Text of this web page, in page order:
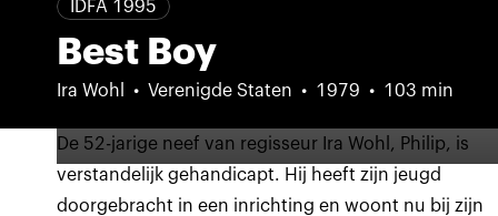
IDFA 1995
Best Boy
Ira Wohl Verenigde Staten 1979 103 min
De 52-jarige neef van regisseur Ira Wohl, Philip, is
verstandelijk gehandicapt. Hij heeft zijn jeugd
doorgebracht in een inrichting en woont nu bij zijn